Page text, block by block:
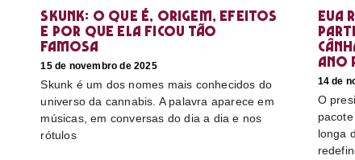
Skunk: o que é, origem, efeitos
e por que ela ficou tão
famosa
15 de novembro de 2025
Skunk é um dos nomes mais conhecidos do
universo da cannabis. A palavra aparece em
músicas, em conversas do dia a dia e nos
rótulos
ano
14 de
O
longa